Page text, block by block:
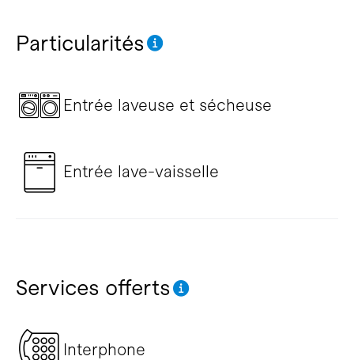
Particularités
Entrée laveuse et sécheuse
Entrée lave-vaisselle
Services offerts
Interphone